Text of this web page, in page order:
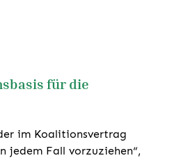
für die
im Koalitionsvertrag
jedem Fall vorzuziehen“,